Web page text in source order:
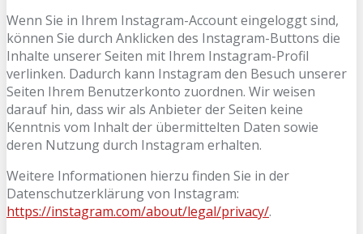
Wenn Sie in Ihrem Instagram-Account eingeloggt sind,
können Sie durch Anklicken des Instagram-Buttons die
Inhalte unserer Seiten mit Ihrem Instagram-Profil
verlinken. Dadurch kann Instagram den Besuch unserer
Seiten Ihrem Benutzerkonto zuordnen. Wir weisen
darauf hin, dass wir als Anbieter der Seiten keine
Kenntnis vom Inhalt der übermittelten Daten sowie
deren Nutzung durch Instagram erhalten.
Weitere Informationen hierzu finden Sie in der
Datenschutzerklärung von Instagram:
https://instagram.com/about/legal/privacy/.